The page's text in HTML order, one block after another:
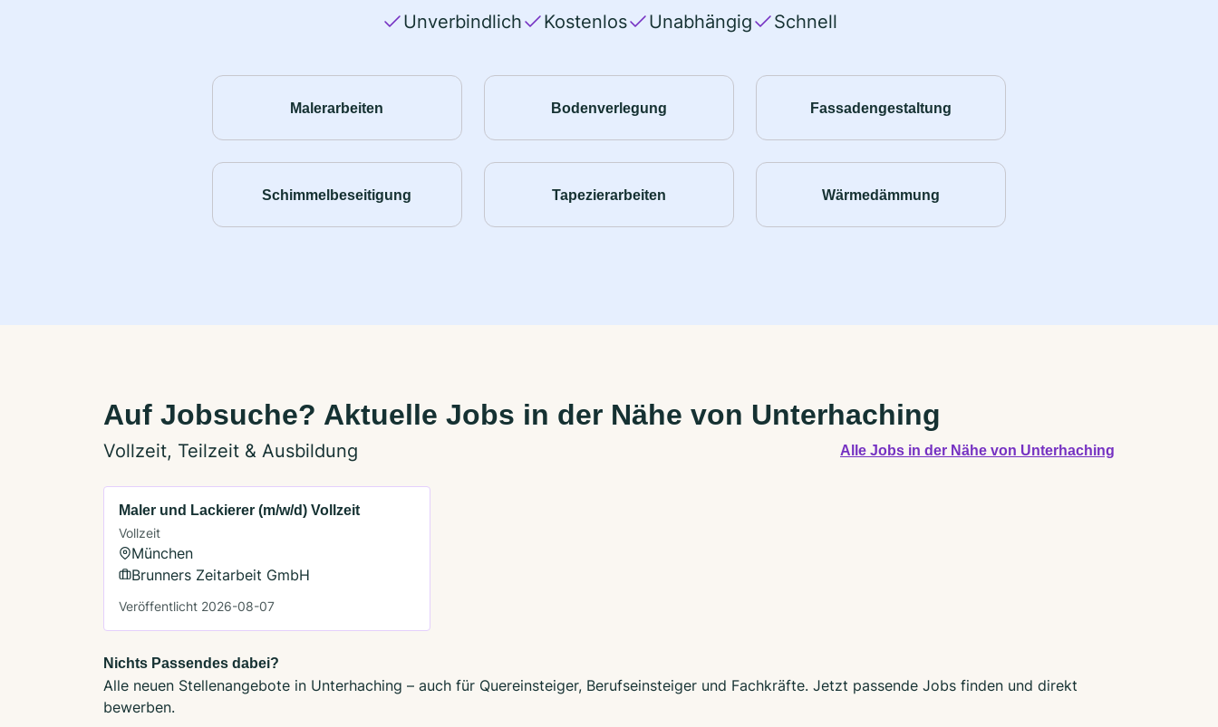
Unverbindlich Kostenlos Unabhängig Schnell
Malerarbeiten Bodenverlegung Fassadengestaltung
Schimmelbeseitigung Tapezierarbeiten Wärmedämmung
Auf Jobsuche? Aktuelle Jobs in der Nähe von Unterhaching
Vollzeit, Teilzeit & Ausbildung Alle Jobs in der Nähe von Unterhaching
Maler und Lackierer (m/w/d) Vollzeit
Vollzeit
München
Brunners Zeitarbeit GmbH
Veröffentlicht 2026-08-07
Nichts Passendes dabei?
Alle neuen Stellenangebote in Unterhaching – auch für Quereinsteiger, Berufseinsteiger und Fachkräfte. Jetzt passende Jobs finden und direkt
bewerben.